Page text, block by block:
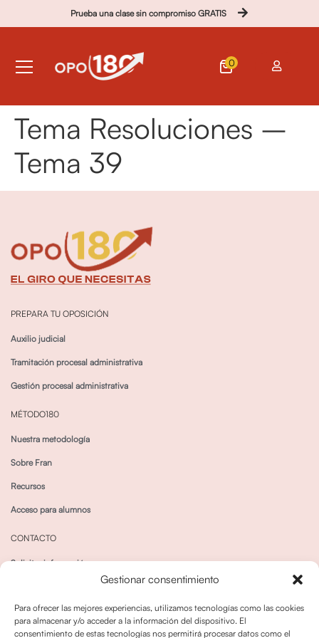
Gestionar consentimiento
Para ofrecer las mejores experiencias, utilizamos tecnologías como las cookies
para almacenar y/o acceder a la información del dispositivo. El
consentimiento de estas tecnologías nos permitirá procesar datos como el
Prueba una clase sin compromiso GRATIS
0
Tema Resoluciones –
Tema 39
PREPARA TU OPOSICIÓN
Auxilio judicial
Tramitación procesal administrativa
Gestión procesal administrativa
MÉTODO180
Nuestra metodología
Sobre Fran
Recursos
Acceso para alumnos
CONTACTO
Solicitar información